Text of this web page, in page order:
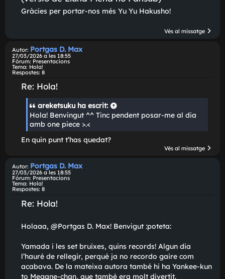
Espòiler (prem per a mostrar-lo o amagar-lo)
Autor:Portgas D. Max
28/03/2026 a les 20:52
Fòrum:Anime
Tema:
Yu Yu Hakusho: Especials 25 aniversari (versió de Lluna Plena no
Respostes:2
Re: Yu Yu Hakusho: Especials 25 aniversari
(versió de Lluna Plena no Fansub)
Gràcies per portar-nos més Yu Yu Hakusho!
Vés al
Autor:Portgas D. Max
27/03/2026 a les 18:55
Fòrum:Presentacions
Tema:Hola!
Respostes: 8
Hola! Benvingut ^^ Tinc pendent posar-me al dia
amb one piece >.<
En quin punt t'has quedat?